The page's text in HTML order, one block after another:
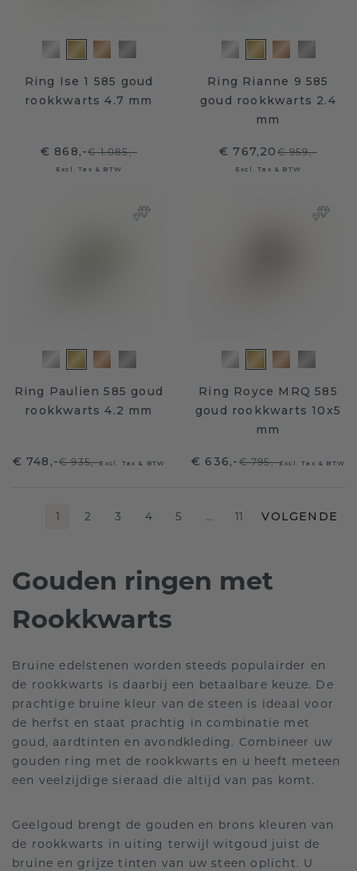
Ring Ise 1 585 goud
rookkwarts 4.7 mm
€ 868,-€ 1.085,-
Excl. Tax & BTW
Ring Rianne 9 585
goud rookkwarts 2.4
mm
€ 767,20€ 959,-
Excl. Tax & BTW
Ring Paulien 585 goud
rookkwarts 4.2 mm
€ 748,-€ 935,-Excl. Tax & BTW
Ring Royce MRQ 585
goud rookkwarts 10x5
mm
€ 636,-€ 795,-Excl. Tax & BTW
1 2 3 4 5 … 11 VOLGENDE
Gouden ringen met
Rookkwarts
Bruine edelstenen worden steeds populairder en
de rookkwarts is daarbij een betaalbare keuze. De
prachtige bruine kleur van de steen is ideaal voor
de herfst en staat prachtig in combinatie met
goud, aardtinten en avondkleding. Combineer uw
gouden ring met de rookkwarts en u heeft meteen
een veelzijdige sieraad die altijd van pas komt.
Geelgoud brengt de gouden en brons kleuren van
de rookkwarts in uiting terwijl witgoud juist de
bruine en grijze tinten van uw steen oplicht. U